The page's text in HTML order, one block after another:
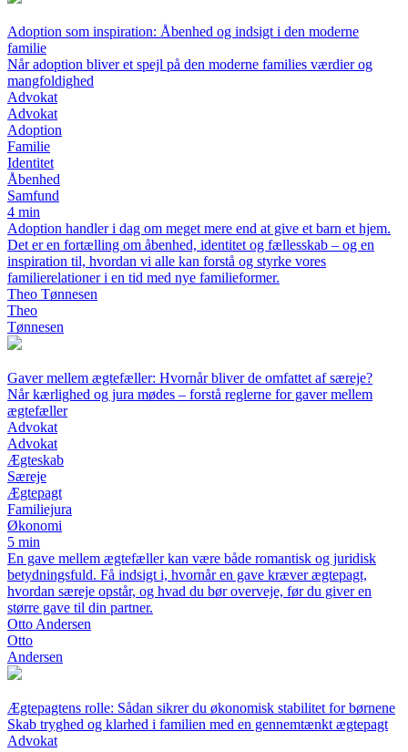
Adoption som inspiration: Åbenhed og indsigt i den moderne
familie
Når adoption bliver et spejl på den moderne families værdier og
mangfoldighed
Advokat
Advokat
Adoption
Familie
Identitet
Åbenhed
Samfund
4 min
Adoption handler i dag om meget mere end at give et barn et hjem.
Det er en fortælling om åbenhed, identitet og fællesskab – og en
inspiration til, hvordan vi alle kan forstå og styrke vores
familierelationer i en tid med nye familieformer.
Theo Tønnesen
Theo
Tønnesen
Gaver mellem ægtefæller: Hvornår bliver de omfattet af særeje?
Når kærlighed og jura mødes – forstå reglerne for gaver mellem
ægtefæller
Advokat
Advokat
Ægteskab
Særeje
Ægtepagt
Familiejura
Økonomi
5 min
En gave mellem ægtefæller kan være både romantisk og juridisk
betydningsfuld. Få indsigt i, hvornår en gave kræver ægtepagt,
hvordan særeje opstår, og hvad du bør overveje, før du giver en
større gave til din partner.
Otto Andersen
Otto
Andersen
Ægtepagtens rolle: Sådan sikrer du økonomisk stabilitet for børnene
Skab tryghed og klarhed i familien med en gennemtænkt ægtepagt
Advokat